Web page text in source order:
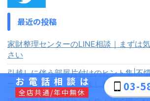
最近の投稿
家財整理センターのLINE相談｜まずは
さい
引越しに伴う部屋片付けのヒント集|不
ーズに進めるコツ集めました
お電話相談は
全店共通/年中無休 03-